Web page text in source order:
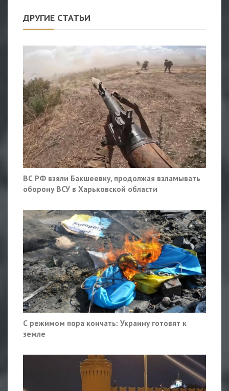
ДРУГИЕ СТАТЬИ
ВС РФ взяли Бакшеевку, продолжая взламывать
оборону ВСУ в Харьковской области
С режимом пора кончать: Украину готовят к
земле